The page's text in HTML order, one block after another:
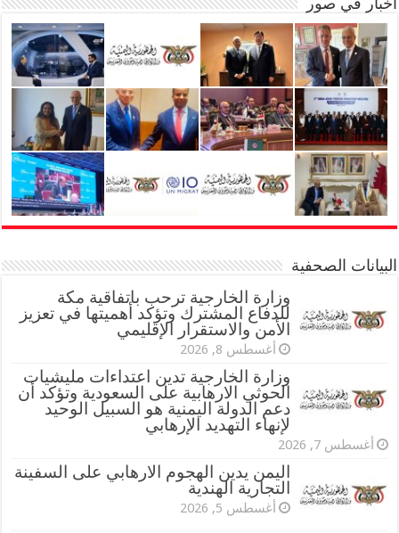
البيانات الصحفية
وزارة الخارجية ترحب باتفاقية مكة
للدفاع المشترك وتؤكد أهميتها في تعزيز
الأمن والاستقرار الإقليمي
أغسطس 8, 2026
وزارة الخارجية تدين اعتداءات مليشيات
الحوثي الارهابية على السعودية وتؤكد أن
دعم الدولة اليمنية هو السبيل الوحيد
لإنهاء التهديد الإرهابي
أغسطس 7, 2026
اليمن يدين الهجوم الارهابي على السفينة
التجارية الهندية
أغسطس 5, 2026